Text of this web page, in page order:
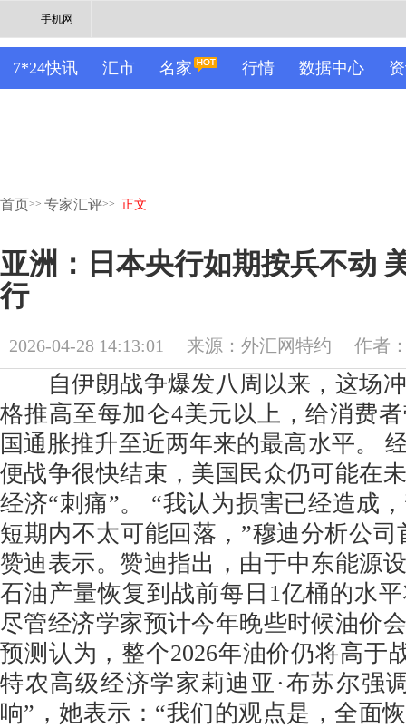
手机网
7*24快讯 汇市 名家 行情 数据中心
首页>> 专家汇评>> 正文
亚洲：日本央行如期按兵不动
行
2026-04-28 14:13:01 来源：外汇网特约 作者
自伊朗战争爆发八周以来，这场冲
格推高至每加仑4美元以上，给消费
国通胀推升至近两年来的最高水平。
便战争很快结束，美国民众仍可能在
经济“刺痛”。 “我认为损害已经造成
短期内不太可能回落，”穆迪分析公司
赞迪表示。赞迪指出，由于中东能源
石油产量恢复到战前每日1亿桶的水
尽管经济学家预计今年晚些时候油价
预测认为，整个2026年油价仍将高于
特农高级经济学家莉迪亚·布苏尔强
响”，她表示：“我们的观点是，全面